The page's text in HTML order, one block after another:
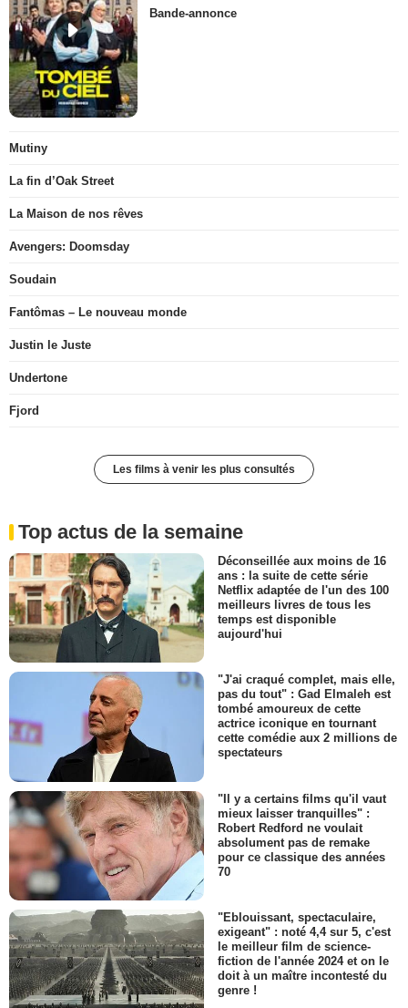
Bande-annonce
Mutiny
La fin d’Oak Street
La Maison de nos rêves
Avengers: Doomsday
Soudain
Fantômas – Le nouveau monde
Justin le Juste
Undertone
Fjord
Les films à venir les plus consultés
Top actus de la semaine
Déconseillée aux moins de 16
ans : la suite de cette série
Netflix adaptée de l'un des 100
meilleurs livres de tous les
temps est disponible
aujourd'hui
"J'ai craqué complet, mais elle,
pas du tout" : Gad Elmaleh est
tombé amoureux de cette
actrice iconique en tournant
cette comédie aux 2 millions de
spectateurs
"Il y a certains films qu'il vaut
mieux laisser tranquilles" :
Robert Redford ne voulait
absolument pas de remake
pour ce classique des années
70
"Eblouissant, spectaculaire,
exigeant" : noté 4,4 sur 5, c'est
le meilleur film de science-
fiction de l'année 2024 et on le
doit à un maître incontesté du
genre !